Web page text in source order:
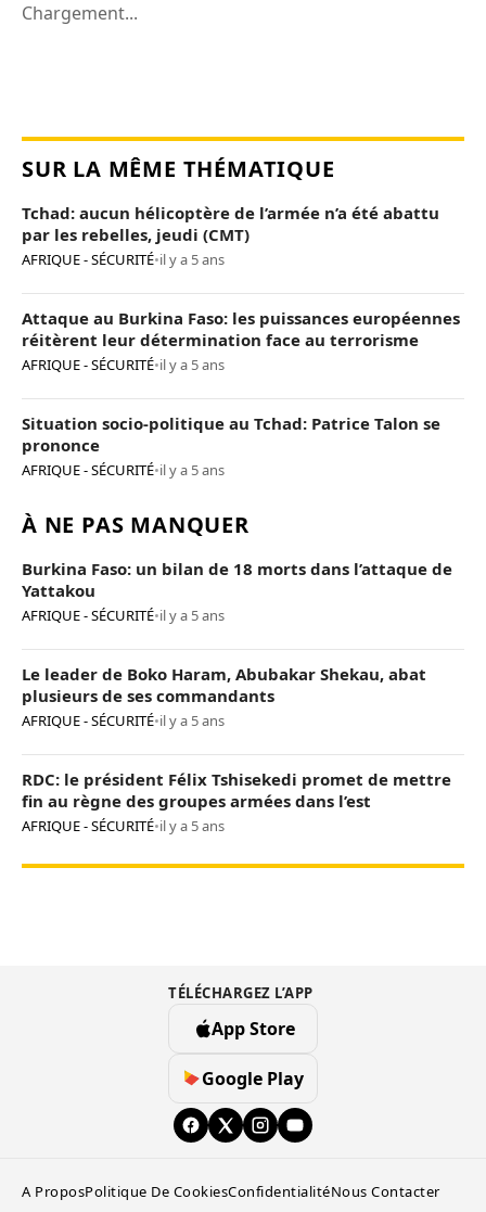
Chargement...
SUR LA MÊME THÉMATIQUE
Tchad: aucun hélicoptère de l’armée n’a été abattu
par les rebelles, jeudi (CMT)
AFRIQUE - SÉCURITÉ•il y a 5 ans
Attaque au Burkina Faso: les puissances européennes
réitèrent leur détermination face au terrorisme
AFRIQUE - SÉCURITÉ•il y a 5 ans
Situation socio-politique au Tchad: Patrice Talon se
prononce
AFRIQUE - SÉCURITÉ•il y a 5 ans
À NE PAS MANQUER
Burkina Faso: un bilan de 18 morts dans l’attaque de
Yattakou
AFRIQUE - SÉCURITÉ•il y a 5 ans
Le leader de Boko Haram, Abubakar Shekau, abat
plusieurs de ses commandants
AFRIQUE - SÉCURITÉ•il y a 5 ans
RDC: le président Félix Tshisekedi promet de mettre
fin au règne des groupes armées dans l’est
AFRIQUE - SÉCURITÉ•il y a 5 ans
TÉLÉCHARGEZ L’APP
App Store
Google Play
A ProposPolitique De CookiesConfidentialitéNous Contacter